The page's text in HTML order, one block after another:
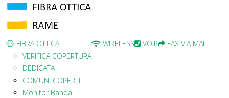
FIBRA OTTICA
VERIFICA COPERTURA
DEDICATA
COMUNI COPERTI
Monitor Banda
WIRELESS VOIP FAX VIA MAIL